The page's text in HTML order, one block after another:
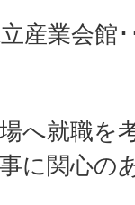
業会館･
就職を
のあ